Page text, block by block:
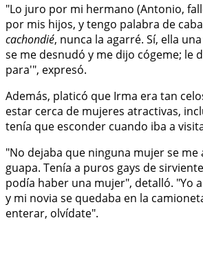
"Lo juro por mi hermano (Antonio,
por mis hijos, y tengo palabra de
cachondié, nunca la agarré. Sí, ella
se me desnudó y me dijo cógeme; le
para'", expresó.
Además, platicó que Irma era tan
estar cerca de mujeres atractivas,
tenía que esconder cuando iba a
"No dejaba que ninguna mujer se me
guapa. Tenía a puros gays de
podía haber una mujer", detalló. "Yo
y mi novia se quedaba en la
enterar, olvídate".